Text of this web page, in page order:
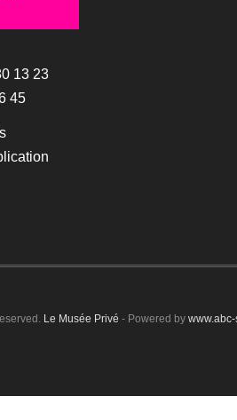
13 23
45
Le Musée Privé - Powered by